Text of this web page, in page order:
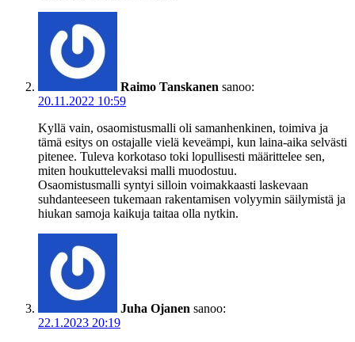
Raimo Tanskanen sanoo:
20.11.2022 10:59
Kyllä vain, osaomistusmalli oli samanhenkinen, toimiva ja
tämä esitys on ostajalle vielä keveämpi, kun laina-aika selvästi
pitenee. Tuleva korkotaso toki lopullisesti määrittelee sen,
miten houkuttelevaksi malli muodostuu.
Osaomistusmalli syntyi silloin voimakkaasti laskevaan
suhdanteeseen tukemaan rakentamisen volyymin säilymistä ja
hiukan samoja kaikuja taitaa olla nytkin.
Juha Ojanen sanoo:
22.1.2023 20:19